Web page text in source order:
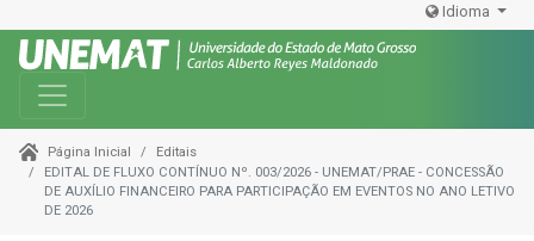
Idioma
Toggle navigation
Página Inicial
Editais
EDITAL DE FLUXO CONTÍNUO Nº. 003/2026 - UNEMAT/PRAE - CONCESSÃO
DE AUXÍLIO FINANCEIRO PARA PARTICIPAÇÃO EM EVENTOS NO ANO LETIVO
DE 2026